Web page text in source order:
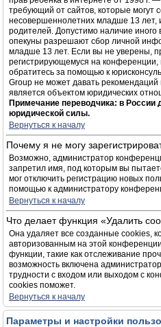
требующий от сайтов, которые могут
несовершеннолетних младше 13 лет,
родителей. Допустимо наличие иного
опекуны разрешают сбор личной
младше 13 лет. Если вы не уверены,
регистрирующемуся на
обратитесь за помощью к
Group не может давать
является объектом юридических
Примечание переводчика: в России
юридической силы.
Вернуться к началу
Почему я не могу
Возможно, администратор
запретил имя, под которым вы
мог отключить регистрацию новых
помощью к администратору
Вернуться к началу
Что делает функция «Удалить
Она удаляет все созданные cookies,
авторизованным на этой
функции, такие как отслеживание
возможность включена
трудности с входом или выходом с
cookies поможет.
Вернуться к началу
Параметры и настройки